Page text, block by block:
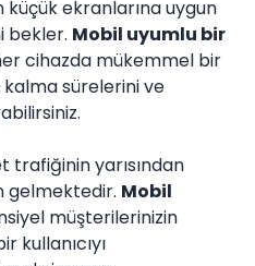
küçük ekranlarına uygun
bekler. Mobil uyumlu bir
cihazda mükemmel bir
sürelerini ve
trafiğinin yarısından
gelmektedir. Mobil
müşterilerinizin
kullanıcıyı